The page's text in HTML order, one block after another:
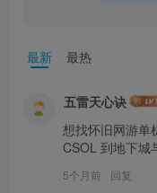
最新 最热
五雷天心诀
想找怀旧网游单
CSOL 到地下城
5个月前 回复